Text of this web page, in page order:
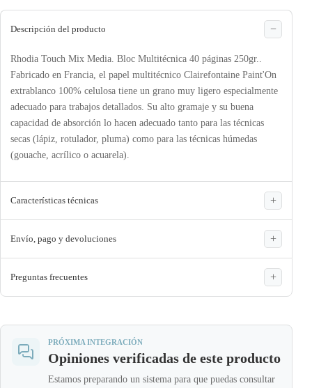
Descripción del producto
Rhodia Touch Mix Media. Bloc Multitécnica 40 páginas 250gr..
Fabricado en Francia, el papel multitécnico Clairefontaine Paint'On
extrablanco 100% celulosa tiene un grano muy ligero especialmente
adecuado para trabajos detallados. Su alto gramaje y su buena
capacidad de absorción lo hacen adecuado tanto para las técnicas
secas (lápiz, rotulador, pluma) como para las técnicas húmedas
(gouache, acrílico o acuarela).
Características técnicas
Envío, pago y devoluciones
Preguntas frecuentes
PRÓXIMA INTEGRACIÓN
Opiniones verificadas de este producto
Estamos preparando un sistema para que puedas consultar